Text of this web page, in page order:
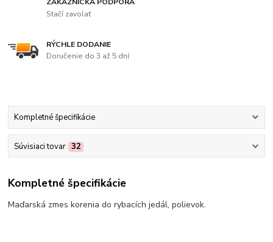
Stačí zavolať
RÝCHLE DODANIE
Doručenie do 3 až 5 dní
Kompletné špecifikácie
Súvisiaci tovar 32
Kompletné špecifikácie
Maďarská zmes korenia do rybacích jedál, polievok.